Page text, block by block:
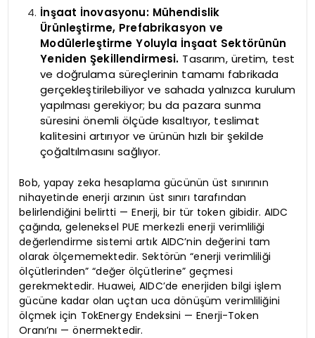
İnşaat İnovasyonu: Mühendislik
Ürünleştirme, Prefabrikasyon ve
Modülerleştirme Yoluyla İnşaat Sektörünün
Yeniden Şekillendirmesi. Tasarım, üretim, test
ve doğrulama süreçlerinin tamamı fabrikada
gerçekleştirilebiliyor ve sahada yalnızca kurulum
yapılması gerekiyor; bu da pazara sunma
süresini önemli ölçüde kısaltıyor, teslimat
kalitesini artırıyor ve ürünün hızlı bir şekilde
çoğaltılmasını sağlıyor.
Bob, yapay zeka hesaplama gücünün üst sınırının
nihayetinde enerji arzının üst sınırı tarafından
belirlendiğini belirtti — Enerji, bir tür token gibidir. AIDC
çağında, geleneksel PUE merkezli enerji verimliliği
değerlendirme sistemi artık AIDC’nin değerini tam
olarak ölçememektedir. Sektörün “enerji verimliliği
ölçütlerinden” “değer ölçütlerine” geçmesi
gerekmektedir. Huawei, AIDC’de enerjiden bilgi işlem
gücüne kadar olan uçtan uca dönüşüm verimliliğini
ölçmek için TokEnergy Endeksini — Enerji-Token
Oranı’nı — önermektedir.